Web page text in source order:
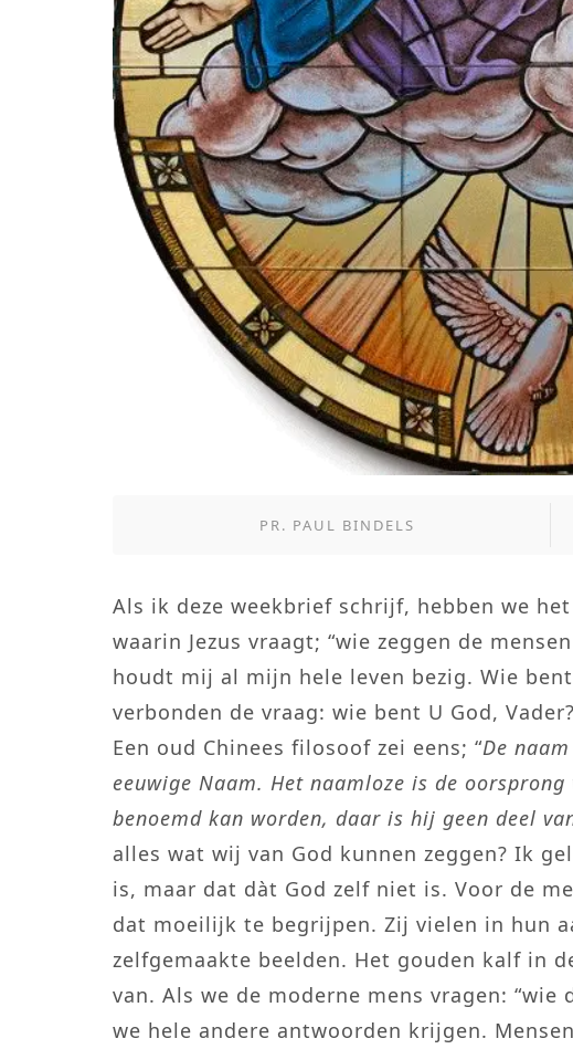
PR. PAUL BINDELS
Als ik deze weekbrief schrijf, hebben we
waarin Jezus vraagt; “wie zeggen de
houdt mij al mijn hele leven bezig. Wie
verbonden de vraag: wie bent U God, Vader?
Een oud Chinees filosoof zei eens; “De
eeuwige Naam. Het naamloze is de
benoemd kan worden, daar is hij geen deel
alles wat wij van God kunnen zeggen? Ik
is, maar dat dàt God zelf niet is. Voor de
dat moeilijk te begrijpen. Zij vielen in hun
zelfgemaakte beelden. Het gouden kalf in
van. Als we de moderne mens vragen:
we hele andere antwoorden krijgen.